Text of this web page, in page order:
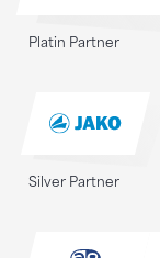
Platin Partner
Silver Partner